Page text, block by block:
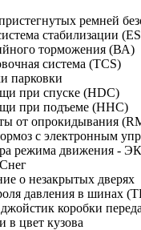
ремней
стабилизации
торможения (ВА)
система (TCS)
парковки
при спуске (HDC)
при подъеме (HHC)
от опрокидывания
с электронным
режима движения -
о незакрытых дверях
давления в шинах
коробки
в цвет кузова